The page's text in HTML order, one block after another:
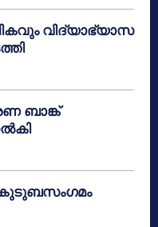
വിദ്യാഭ്യാസ
ബാങ്ക്